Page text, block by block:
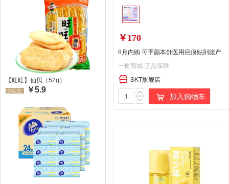
【旺旺】仙贝（52g）
SALE: ￥5.9
￥170
8月内购 可孚颜本舒医用疤痕贴剖腹产祛硅凝胶专用贴产后疤瘢痕手术增生贴【2盒】
一树商城-正品保障
SKT旗舰店
加入购物车